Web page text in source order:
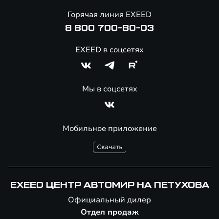
Специальные предложения
Мобильное приложение
Горячая линия EXEED
8 800 700-80-03
EXEED в соцсетях
Мы в соцсетях
EXEED ЦЕНТР АВТОМИР НА ПЕТУХОВА
Официальный дилер
Отдел продаж